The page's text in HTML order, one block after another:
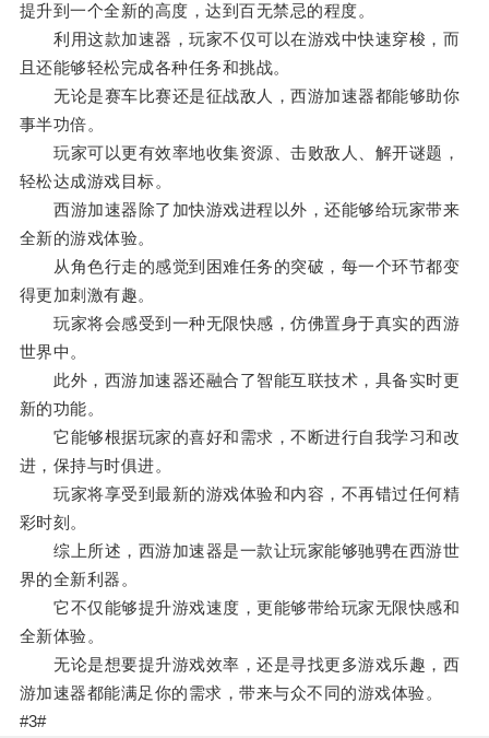
提升到一个全新的高度，达到百无禁忌的程度。
利用这款加速器，玩家不仅可以在游戏中快速穿梭，而
且还能够轻松完成各种任务和挑战。
无论是赛车比赛还是征战敌人，西游加速器都能够助你
事半功倍。
玩家可以更有效率地收集资源、击败敌人、解开谜题，
轻松达成游戏目标。
西游加速器除了加快游戏进程以外，还能够给玩家带来
全新的游戏体验。
从角色行走的感觉到困难任务的突破，每一个环节都变
得更加刺激有趣。
玩家将会感受到一种无限快感，仿佛置身于真实的西游
世界中。
此外，西游加速器还融合了智能互联技术，具备实时更
新的功能。
它能够根据玩家的喜好和需求，不断进行自我学习和改
进，保持与时俱进。
玩家将享受到最新的游戏体验和内容，不再错过任何精
彩时刻。
综上所述，西游加速器是一款让玩家能够驰骋在西游世
界的全新利器。
它不仅能够提升游戏速度，更能够带给玩家无限快感和
全新体验。
无论是想要提升游戏效率，还是寻找更多游戏乐趣，西
游加速器都能满足你的需求，带来与众不同的游戏体验。
#3#